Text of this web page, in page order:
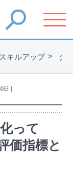
キルアップ ク
日 ]
って
価指標と